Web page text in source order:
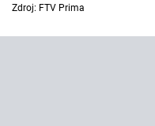
Zdroj: FTV Prima